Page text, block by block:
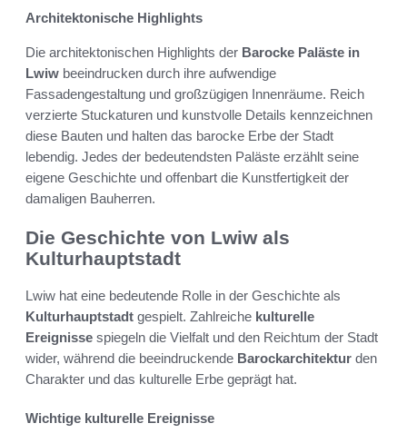
Architektonische Highlights
Die architektonischen Highlights der Barocke Paläste in
Lwiw beeindrucken durch ihre aufwendige
Fassadengestaltung und großzügigen Innenräume. Reich
verzierte Stuckaturen und kunstvolle Details kennzeichnen
diese Bauten und halten das barocke Erbe der Stadt
lebendig. Jedes der bedeutendsten Paläste erzählt seine
eigene Geschichte und offenbart die Kunstfertigkeit der
damaligen Bauherren.
Die Geschichte von Lwiw als
Kulturhauptstadt
Lwiw hat eine bedeutende Rolle in der Geschichte als
Kulturhauptstadt gespielt. Zahlreiche kulturelle
Ereignisse spiegeln die Vielfalt und den Reichtum der Stadt
wider, während die beeindruckende Barockarchitektur den
Charakter und das kulturelle Erbe geprägt hat.
Wichtige kulturelle Ereignisse